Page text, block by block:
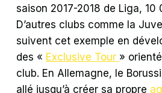
saison 2017-2018 de Liga,
D’autres clubs comme la
suivent cet exemple en
des « Exclusive Tour »
club. En Allemagne, le
allé jusqu’à créer sa propre